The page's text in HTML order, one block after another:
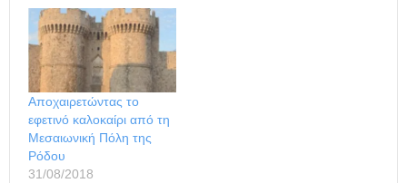
Αποχαιρετώντας το
εφετινό καλοκαίρι από τη
Μεσαιωνική Πόλη της
Ρόδου
31/08/2018